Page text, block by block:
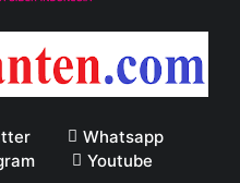
Whatsapp
Youtube